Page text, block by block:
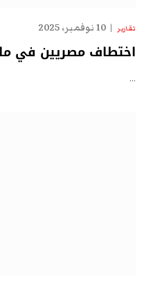
تقارير 10 نوفمبر، 2025
اختطاف مصريين في
…